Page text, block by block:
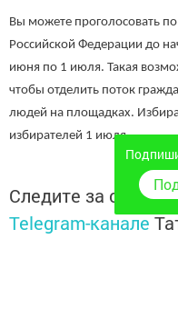
Вы можете проголосовать
Российской Федерации до
июня по 1 июля. Такая
чтобы отделить поток
людей на площадках.
избирателей 1 июля.
Следите за самым
Telegram-канале